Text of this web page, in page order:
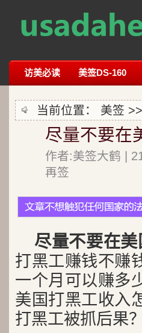
访美必读 美签DS-160
当前位置： 美签 >>
尽量不要在
作者:美签大鹤 |
再签
尽量不要在
打黑工赚钱不赚
一个月可以赚多
美国打黑工收入
打黑工被抓后果？